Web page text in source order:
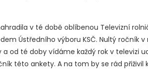
v té době oblíbenou Televizní
Ústředního výboru KSČ. Nultý ročník v
a od té doby vídáme každý rok v televizi
této ankety. A na tom by se rád přiživil